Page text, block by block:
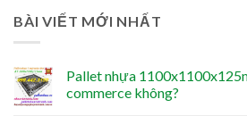
BÀI VIẾT MỚI NHẤT
Pallet nhựa
commerce không?